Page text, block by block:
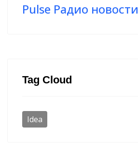
Pulse Радио новости
Tag Cloud
Idea